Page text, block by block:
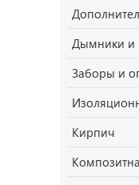
Дымники и
Заборы и
Кирпич